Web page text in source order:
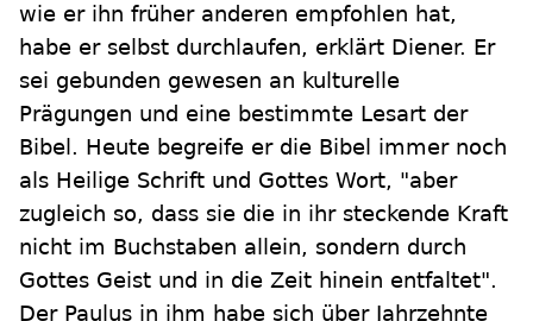
wie er ihn früher anderen empfohlen hat,
habe er selbst durchlaufen, erklärt Diener. Er
sei gebunden gewesen an kulturelle
Prägungen und eine bestimmte Lesart der
Bibel. Heute begreife er die Bibel immer noch
als Heilige Schrift und Gottes Wort, "aber
zugleich so, dass sie die in ihr steckende Kraft
nicht im Buchstaben allein, sondern durch
Gottes Geist und in die Zeit hinein entfaltet".
Der Paulus in ihm habe sich über Jahrzehnte